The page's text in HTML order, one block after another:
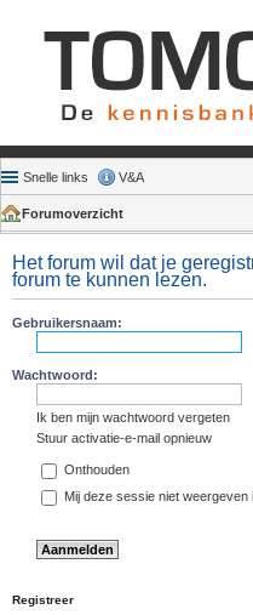
Snelle links V&A
Forumoverzicht
Het forum wil dat je
forum te kunnen lezen.
Gebruikersnaam:
Wachtwoord:
Ik ben mijn wachtwoord vergeten
Stuur activatie-e-mail opnieuw
Onthouden
Mij deze sessie niet
Registreer